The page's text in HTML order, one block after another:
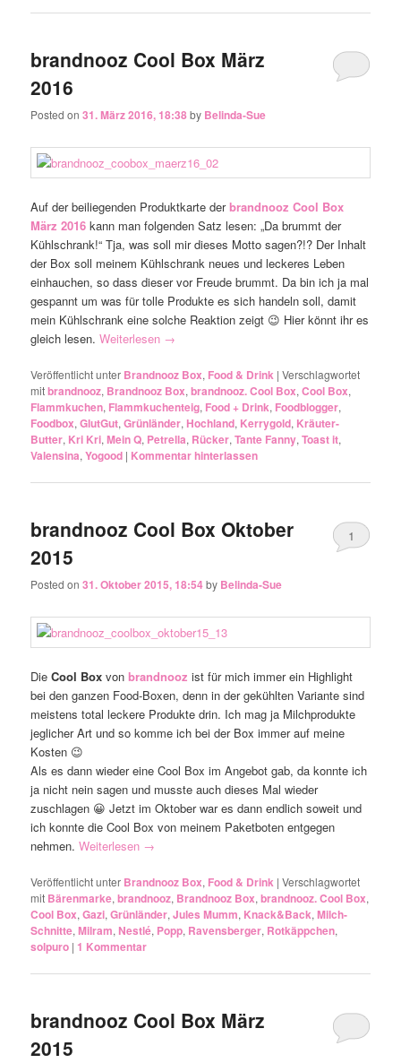
brandnooz Cool Box März
2016
Posted on31. März 2016, 18:38by Belinda-Sue
Auf der beiliegenden Produktkarte derbrandnooz Cool Box
März 2016 kann man folgenden Satz lesen: „Da brummt der
Kühlschrank!“ Tja, was soll mir dieses Motto sagen?!? Der Inhalt
der Box soll meinem Kühlschrank neues und leckeres Leben
einhauchen, so dass dieser vor Freude brummt. Da bin ich ja mal
gespannt um was für tolle Produkte es sich handeln soll, damit
mein Kühlschrank eine solche Reaktion zeigt 😉 Hier könnt ihr es
gleich lesen.Weiterlesen →
Veröffentlicht unter Brandnooz Box, Food & Drink |Verschlagwortet
mitbrandnooz, Brandnooz Box,brandnooz. Cool Box,Cool Box,
Flammkuchen, Flammkuchenteig, Food + Drink, Foodblogger,
Foodbox,GlutGut,Grünländer,Hochland, Kerrygold, Kräuter-
Butter, Kri Kri,Mein Q, Petrella, Rücker,Tante Fanny,Toast it,
Valensina,Yogood | Kommentar hinterlassen
brandnooz Cool Box Oktober
2015
Posted on31. Oktober 2015, 18:54by Belinda-Sue
1
DieCool Box vonbrandnooz ist für mich immer ein Highlight
bei den ganzen Food-Boxen, denn in der gekühlten Variante sind
meistens total leckere Produkte drin. Ich mag ja Milchprodukte
jeglicher Art und so komme ich bei der Box immer auf meine
Kosten 😉
Als es dann wieder eine Cool Box im Angebot gab, da konnte ich
ja nicht nein sagen und musste auch dieses Mal wieder
zuschlagen 😀 Jetzt im Oktober war es dann endlich soweit und
ich konnte die Cool Box von meinem Paketboten entgegen
nehmen.Weiterlesen →
Veröffentlicht unter Brandnooz Box, Food & Drink |Verschlagwortet
mit Bärenmarke,brandnooz, Brandnooz Box,brandnooz. Cool Box,
Cool Box,Gazi,Grünländer,Jules Mumm, Knack&Back,Milch-
Schnitte,Milram,Nestlé, Popp, Ravensberger, Rotkäppchen,
solpuro |1 Kommentar
brandnooz Cool Box März
2015